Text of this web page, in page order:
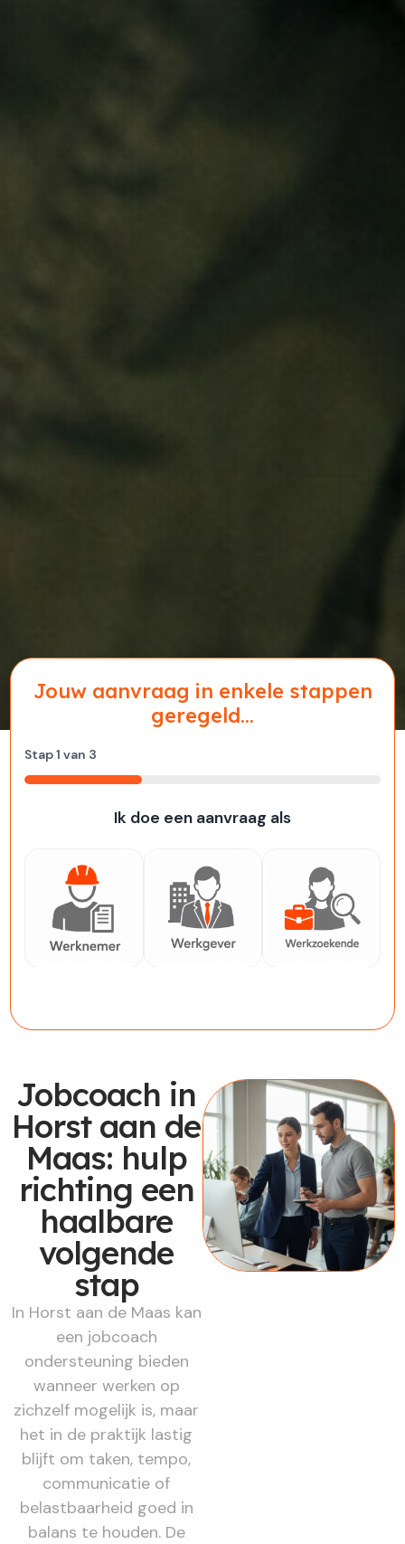
Jouw aanvraag in enkele stappen
geregeld...
Stap1 van 3
33%
Ik doe een aanvraag als
Jobcoach in
Horst aan de
Maas: hulp
richting een
haalbare
volgende
stap
In Horst aan de Maas kan
een jobcoach
ondersteuning bieden
wanneer werken op
zichzelf mogelijk is, maar
het in de praktijk lastig
blijft om taken, tempo,
communicatie of
belastbaarheid goed in
balans te houden. De